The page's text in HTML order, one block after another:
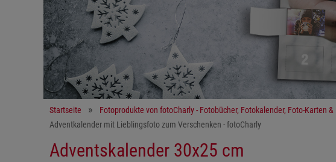
Startseite Fotoprodukte von fotoCharly - Fotobücher, Fotokalender, Foto-Karten &
Adventkalender mit Lieblingsfoto zum Verschenken - fotoCharly
Adventskalender 30x25 cm